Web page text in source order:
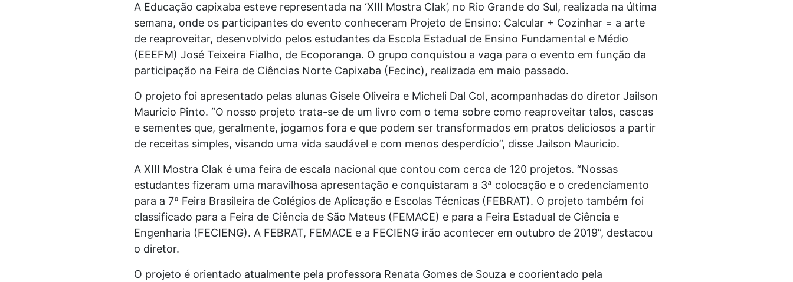
A Educação capixaba esteve representada na ‘XIII Mostra Clak’, no Rio Grande do Sul, realizada na última
semana, onde os participantes do evento conheceram Projeto de Ensino: Calcular + Cozinhar = a arte
de reaproveitar, desenvolvido pelos estudantes da Escola Estadual de Ensino Fundamental e Médio
(EEEFM) José Teixeira Fialho, de Ecoporanga. O grupo conquistou a vaga para o evento em função da
participação na Feira de Ciências Norte Capixaba (Fecinc), realizada em maio passado.
O projeto foi apresentado pelas alunas Gisele Oliveira e Micheli Dal Col, acompanhadas do diretor Jailson
Mauricio Pinto. “O nosso projeto trata-se de um livro com o tema sobre como reaproveitar talos, cascas
e sementes que, geralmente, jogamos fora e que podem ser transformados em pratos deliciosos a partir
de receitas simples, visando uma vida saudável e com menos desperdício”, disse Jailson Mauricio.
A XIII Mostra Clak é uma feira de escala nacional que contou com cerca de 120 projetos. “Nossas
estudantes fizeram uma maravilhosa apresentação e conquistaram a 3ª colocação e o credenciamento
para a 7º Feira Brasileira de Colégios de Aplicação e Escolas Técnicas (FEBRAT). O projeto também foi
classificado para a Feira de Ciência de São Mateus (FEMACE) e para a Feira Estadual de Ciência e
Engenharia (FECIENG). A FEBRAT, FEMACE e a FECIENG irão acontecer em outubro de 2019”, destacou
o diretor.
O projeto é orientado atualmente pela professora Renata Gomes de Souza e coorientado pela